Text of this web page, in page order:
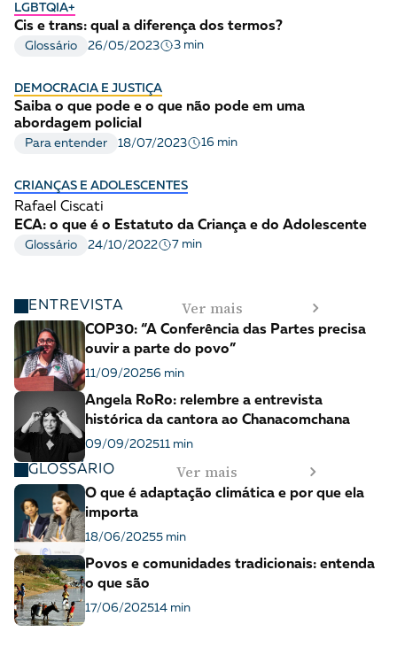
LGBTQIA+
Cis e trans: qual a diferença dos termos?
Glossário 26/05/2023 3 min
DEMOCRACIA E JUSTIÇA
Saiba o que pode e o que não pode em uma
abordagem policial
Para entender 18/07/2023 16 min
CRIANÇAS E ADOLESCENTES
Rafael Ciscati
ECA: o que é o Estatuto da Criança e do Adolescente
Glossário 24/10/2022 7 min
ENTREVISTA Ver mais
COP30: “A Conferência das Partes precisa
ouvir a parte do povo”
11/09/20256 min
Angela RoRo: relembre a entrevista
histórica da cantora ao Chanacomchana
09/09/202511 min
GLOSSÁRIO Ver mais
O que é adaptação climática e por que ela
importa
18/06/20255 min
Povos e comunidades tradicionais: entenda
o que são
17/06/202514 min